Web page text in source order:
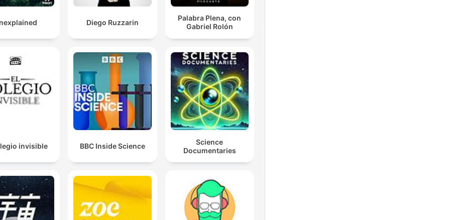
Diego Ruzzarin
Palabra Plena, con
Gabriel Rolón
invisible BBC Inside Science
Science
Documentaries